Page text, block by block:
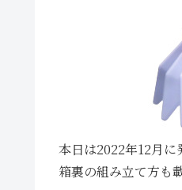
本日は2022年12月に
箱裏の組み立て方も